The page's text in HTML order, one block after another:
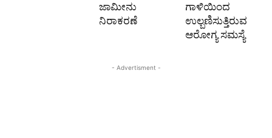
ಜಾಮೀನು
ನಿರಾಕರಣೆ
ಗಾಳಿಯಿಂದ
ಉಲ್ಬಣಿಸುತ್ತಿರುವ
ಆರೋಗ್ಯ ಸಮಸ್ಯೆ
- Advertisment -